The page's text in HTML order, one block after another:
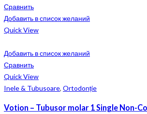
Сравнить
Добавить в список желаний
Quick View
Добавить в список желаний
Сравнить
Quick View
Inele & Tubusoare, Ortodonție
Votion – Tubusor molar 1 Single Non-